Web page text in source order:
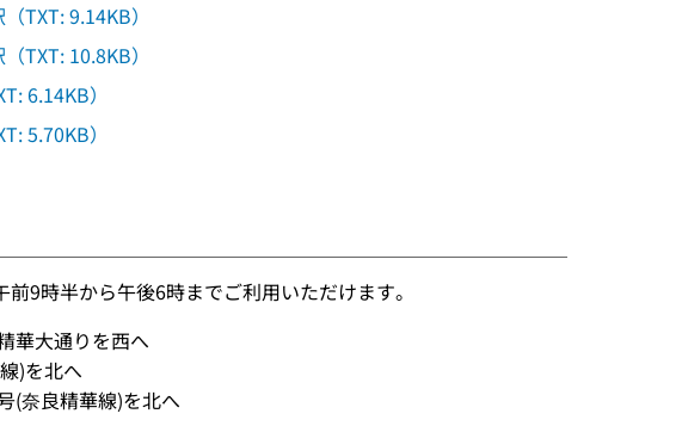
TXT: 9.14KB）
TXT: 10.8KB）
6.14KB）
5.70KB）
9時半から午後6時までご利用いただけます。
華大通りを西へ
)を北へ
(奈良精華線)を北へ